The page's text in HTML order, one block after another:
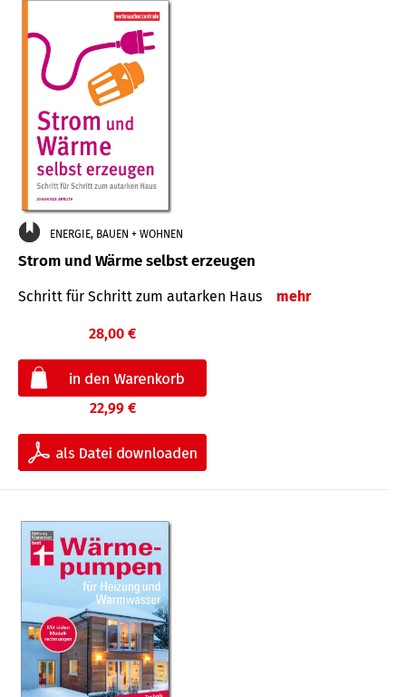
ENERGIE, BAUEN + WOHNEN
Strom und Wärme selbst erzeugen
Schritt für Schritt zum autarken Haus mehr
28,00 €
22,99 €